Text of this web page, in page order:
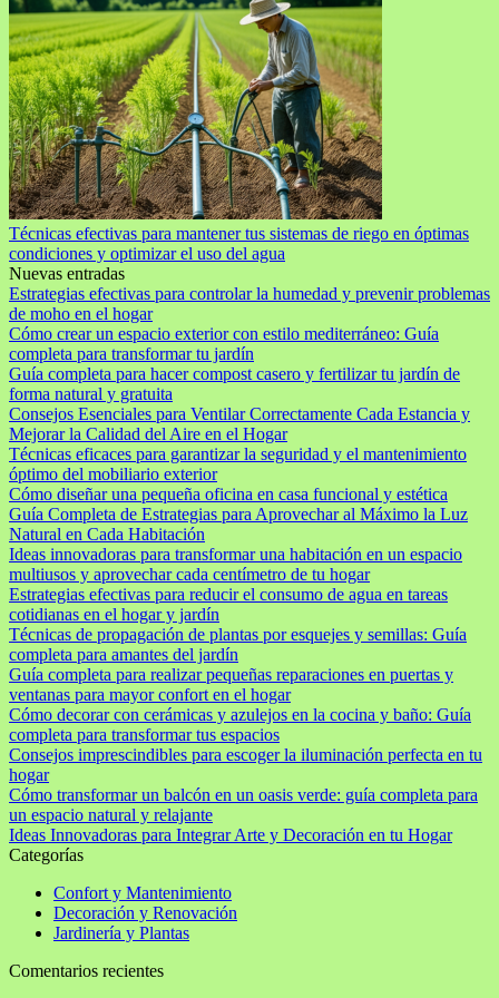
Técnicas efectivas para mantener tus sistemas de riego en óptimas
condiciones y optimizar el uso del agua
Nuevas entradas
Estrategias efectivas para controlar la humedad y prevenir problemas
de moho en el hogar
Cómo crear un espacio exterior con estilo mediterráneo: Guía
completa para transformar tu jardín
Guía completa para hacer compost casero y fertilizar tu jardín de
forma natural y gratuita
Consejos Esenciales para Ventilar Correctamente Cada Estancia y
Mejorar la Calidad del Aire en el Hogar
Técnicas eficaces para garantizar la seguridad y el mantenimiento
óptimo del mobiliario exterior
Cómo diseñar una pequeña oficina en casa funcional y estética
Guía Completa de Estrategias para Aprovechar al Máximo la Luz
Natural en Cada Habitación
Ideas innovadoras para transformar una habitación en un espacio
multiusos y aprovechar cada centímetro de tu hogar
Estrategias efectivas para reducir el consumo de agua en tareas
cotidianas en el hogar y jardín
Técnicas de propagación de plantas por esquejes y semillas: Guía
completa para amantes del jardín
Guía completa para realizar pequeñas reparaciones en puertas y
ventanas para mayor confort en el hogar
Cómo decorar con cerámicas y azulejos en la cocina y baño: Guía
completa para transformar tus espacios
Consejos imprescindibles para escoger la iluminación perfecta en tu
hogar
Cómo transformar un balcón en un oasis verde: guía completa para
un espacio natural y relajante
Ideas Innovadoras para Integrar Arte y Decoración en tu Hogar
Categorías
Confort y Mantenimiento
Decoración y Renovación
Jardinería y Plantas
Comentarios recientes